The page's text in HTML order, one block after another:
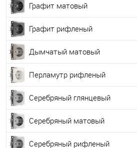
Графит матовый
Графит рифленый
Дымчатый матовый
Перламутр рифленый
Серебряный глянцевый
Серебряный матовый
Серебряный рифленый